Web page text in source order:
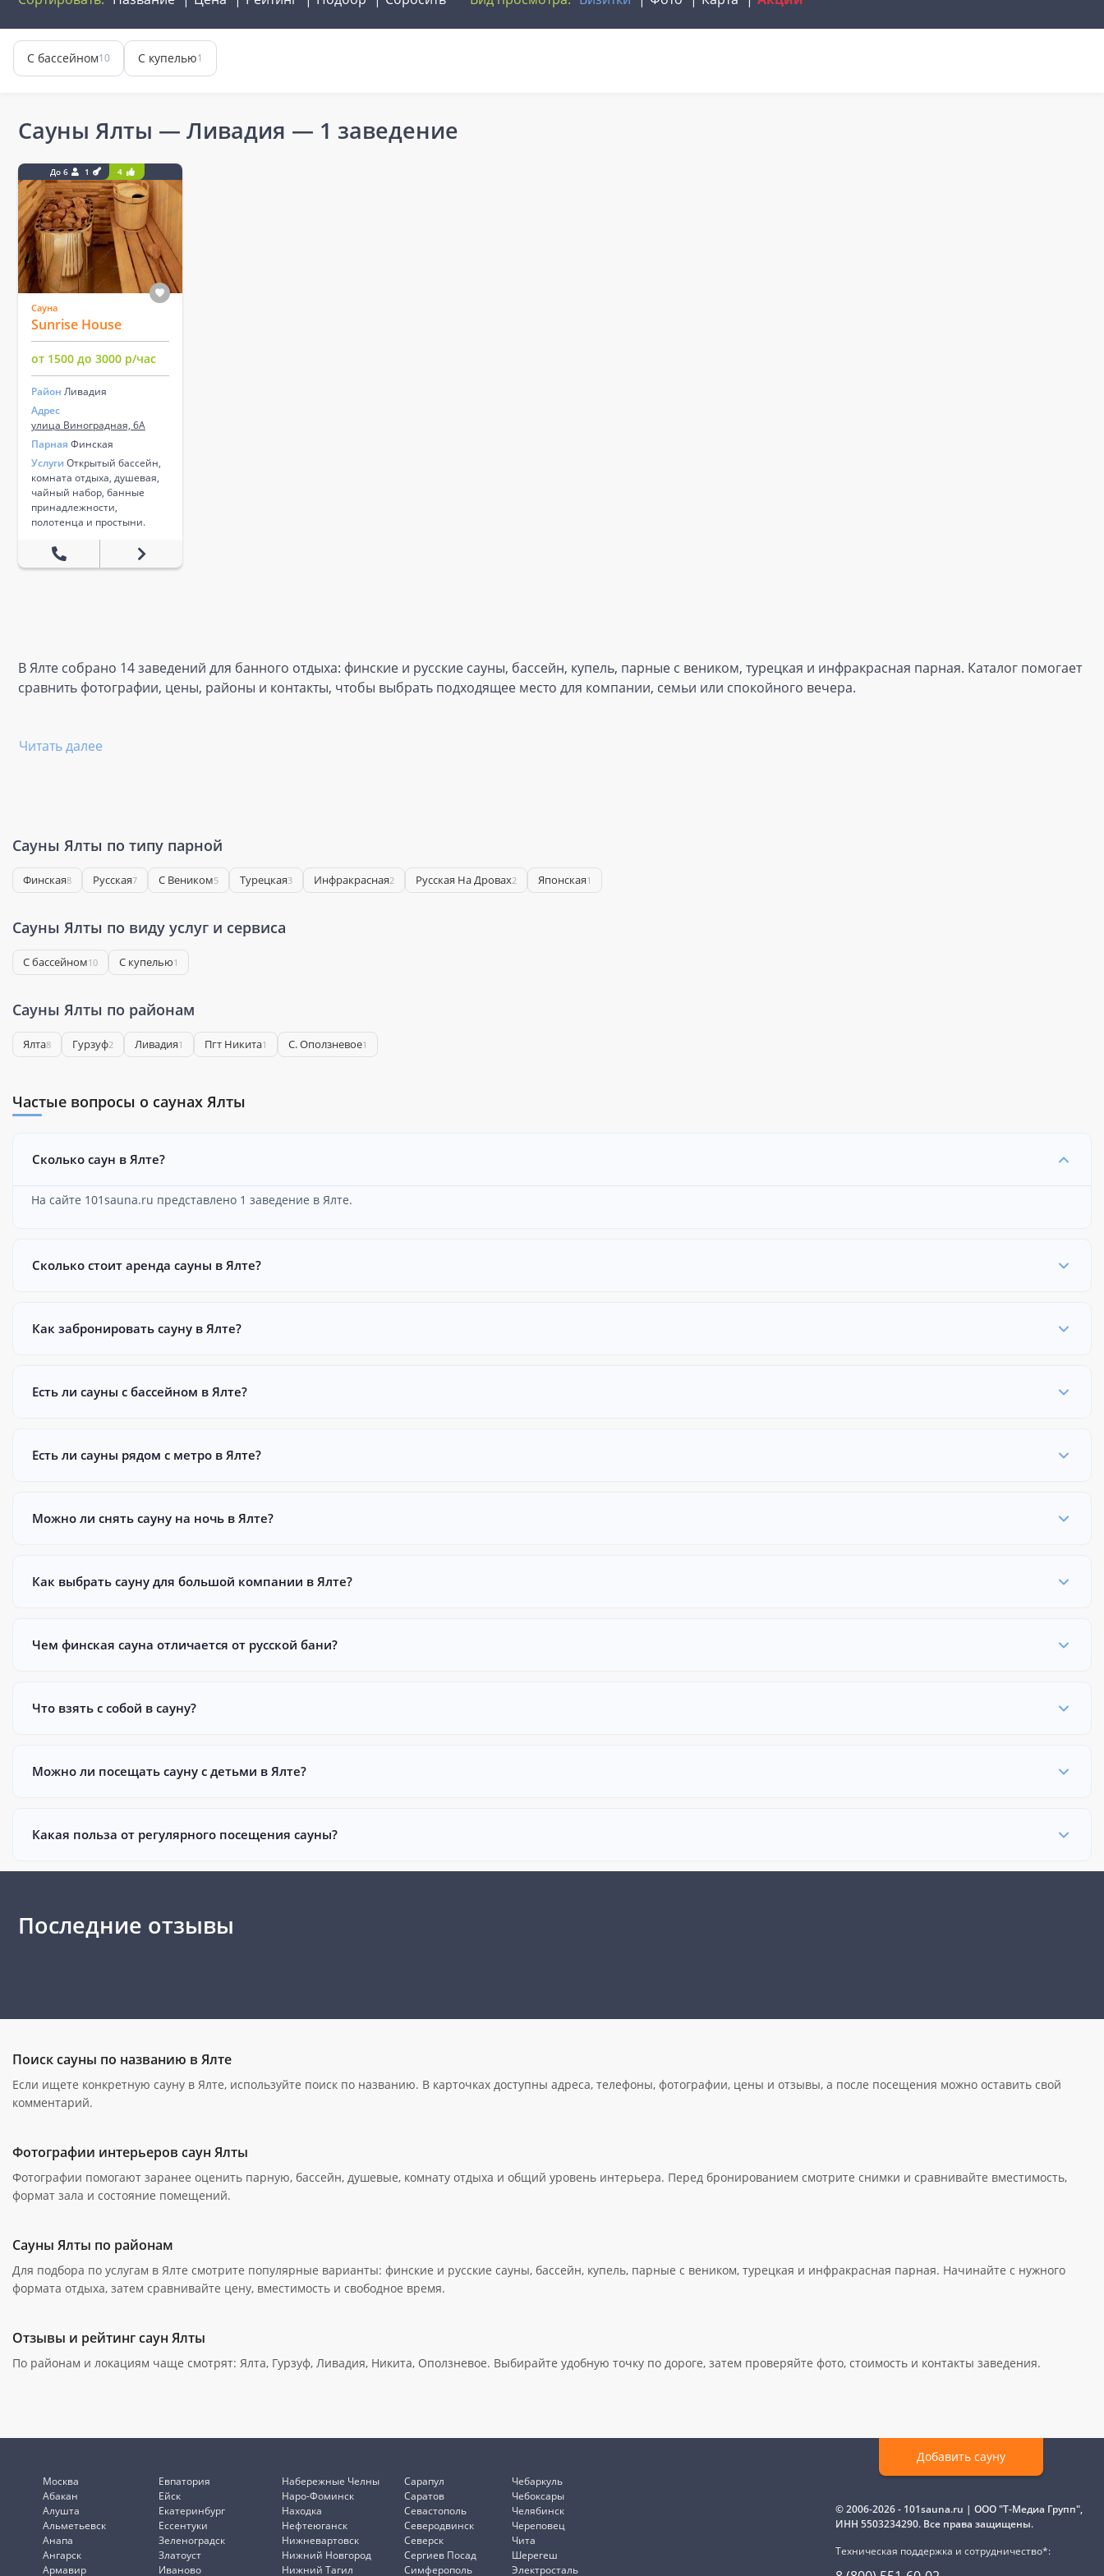
С бассейном10 С купелью1
Сауны Ялты — Ливадия — 1 заведение
До 6 1 4
Сауна
Sunrise House
от 1500 до 3000 р/час
Район Ливадия
Адрес
улица Виноградная, 6А
Парная Финская
Услуги Открытый бассейн,
комната отдыха, душевая,
чайный набор, банные
принадлежности,
полотенца и простыни.
В Ялте собрано 14 заведений для банного отдыха: финские и русские сауны, бассейн, купель, парные с веником, турецкая и инфракрасная парная. Каталог помогает
сравнить фотографии, цены, районы и контакты, чтобы выбрать подходящее место для компании, семьи или спокойного вечера.
Читать далее
Сауны Ялты по типу парной
Финская8 Русская7 С Веником5 Турецкая3 Инфракрасная2 Русская На Дровах2 Японская1
Сауны Ялты по виду услуг и сервиса
С бассейном10 С купелью1
Сауны Ялты по районам
Ялта8 Гурзуф2 Ливадия1 Пгт Никита1 С. Оползневое1
Частые вопросы о саунах Ялты
Сколько саун в Ялте?
На сайте 101sauna.ru представлено 1 заведение в Ялте.
Сколько стоит аренда сауны в Ялте?
Как забронировать сауну в Ялте?
Есть ли сауны с бассейном в Ялте?
Есть ли сауны рядом с метро в Ялте?
Можно ли снять сауну на ночь в Ялте?
Как выбрать сауну для большой компании в Ялте?
Чем финская сауна отличается от русской бани?
Что взять с собой в сауну?
Можно ли посещать сауну с детьми в Ялте?
Какая польза от регулярного посещения сауны?
Последние отзывы
Поиск сауны по названию в Ялте
Если ищете конкретную сауну в Ялте, используйте поиск по названию. В карточках доступны адреса, телефоны, фотографии, цены и отзывы, а после посещения можно оставить свой
комментарий.
Фотографии интерьеров саун Ялты
Фотографии помогают заранее оценить парную, бассейн, душевые, комнату отдыха и общий уровень интерьера. Перед бронированием смотрите снимки и сравнивайте вместимость,
формат зала и состояние помещений.
Сауны Ялты по районам
Для подбора по услугам в Ялте смотрите популярные варианты: финские и русские сауны, бассейн, купель, парные с веником, турецкая и инфракрасная парная. Начинайте с нужного
формата отдыха, затем сравнивайте цену, вместимость и свободное время.
Отзывы и рейтинг саун Ялты
По районам и локациям чаще смотрят: Ялта, Гурзуф, Ливадия, Никита, Оползневое. Выбирайте удобную точку по дороге, затем проверяйте фото, стоимость и контакты заведения.
Москва
Абакан
Алушта
Альметьевск
Анапа
Ангарск
Армавир
Евпатория
Ейск
Екатеринбург
Ессентуки
Зеленоградск
Златоуст
Иваново
Набережные Челны
Наро-Фоминск
Находка
Нефтеюганск
Нижневартовск
Нижний Новгород
Нижний Тагил
Сарапул
Саратов
Севастополь
Северодвинск
Северск
Сергиев Посад
Симферополь
Чебаркуль
Чебоксары
Челябинск
Череповец
Чита
Шерегеш
Электросталь
Добавить сауну
© 2006-2026 - 101sauna.ru | ООО "Т-Медиа Групп",
ИНН 5503234290. Все права защищены.
Техническая поддержка и сотрудничество*: